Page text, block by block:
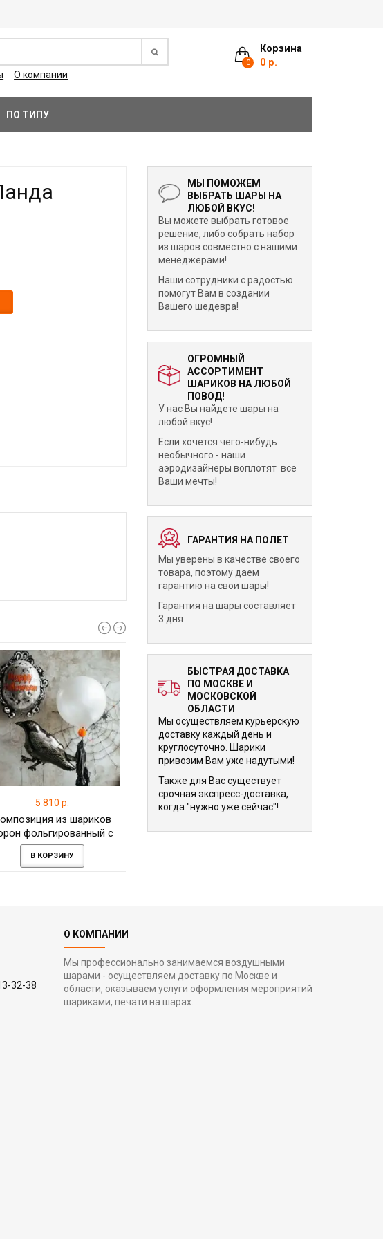
Корзина
0 0 р.
О компании
ПО ТИПУ
5 810 р.
из шариков
фольгированный с
шаром зеркалом на
Хеллоуин
В КОРЗИНУ
5 815 р.
Цифра с фольгированными
"Нежные
МЫ ПОМОЖЕМ
ВЫБРАТЬ ШАРЫ НА
ЛЮБОЙ ВКУС!
Вы можете выбрать готовое
решение, либо собрать набор
из шаров совместно с нашими
менеджерами!
Наши сотрудники с радостью
помогут Вам в создании
Вашего шедевра!
ОГРОМНЫЙ
АССОРТИМЕНТ
ШАРИКОВ НА ЛЮБОЙ
ПОВОД!
У нас Вы найдете шары на
любой вкус!
Если хочется чего-нибудь
необычного - наши
аэродизайнеры воплотят все
Ваши мечты!
ГАРАНТИЯ НА ПОЛЕТ
Мы уверены в качестве своего
товара, поэтому даем
гарантию на свои шары!
Гарантия на шары составляет
3 дня
БЫСТРАЯ ДОСТАВКА
ПО МОСКВЕ И
МОСКОВСКОЙ
ОБЛАСТИ
Мы осуществляем курьерскую
доставку каждый день и
круглосуточно. Шарики
привозим Вам уже надутыми!
Также для Вас существует
срочная экспресс-доставка,
когда "нужно уже сейчас"!
32-38
О КОМПАНИИ
Мы профессионально занимаемся воздушными
шарами - осуществляем доставку по Москве и
области, оказываем услуги оформления мероприятий
шариками, печати на шарах.